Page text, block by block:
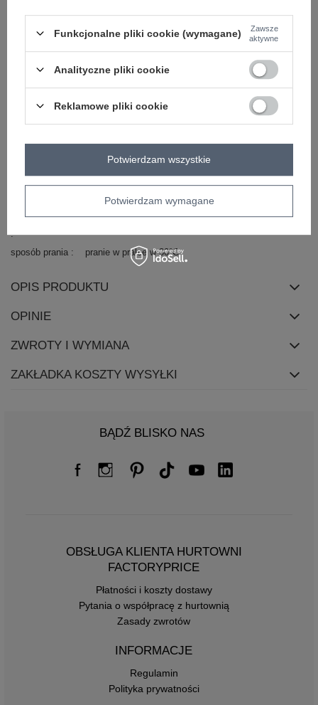
Kod produktu
PM-SW-PM-5059.15
P-M
elegancki
okazja
do pracy
codzienne
wzór
aplikacja
dekolt
okrągły
sposób prania pranie w pralce w 30°C
OPIS PRODUKTU
OPINIE
ZWROTY I WYMIANA
ZAKŁADKA KOSZTY WYSYŁKI
BĄDŹ BLISKO NAS
OBSŁUGA KLIENTA HURTOWNI
FACTORYPRICE
Płatności i koszty dostawy
Pytania o współpracę z hurtownią
Zasady zwrotów
INFORMACJE
Regulamin
Polityka prywatności
Funkcjonalne pliki cookie (wymagane)
Zawsze
aktywne
Analityczne pliki cookie
Reklamowe pliki cookie
Potwierdzam wymagane
Potwierdzam wszystkie